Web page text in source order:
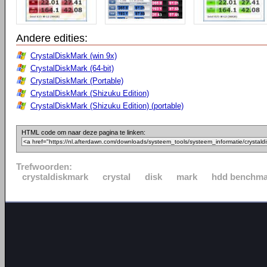
Andere edities:
CrystalDiskMark (win 9x)
CrystalDiskMark (64-bit)
CrystalDiskMark (Portable)
CrystalDiskMark (Shizuku Edition)
CrystalDiskMark (Shizuku Edition) (portable)
HTML code om naar deze pagina te linken:
Trefwoorden:
crystaldiskmark
crystal disk mark hdd